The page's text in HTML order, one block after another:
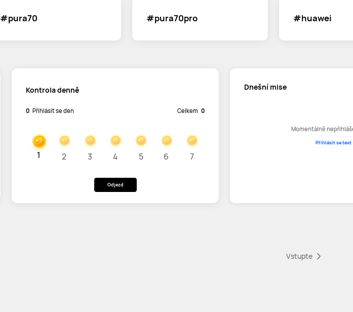
#pura70 #pura70pro #huawei
Kontrola denně
0 Přihlásit se den Celkem 0
+?
1
+?
2
+?
3
+?
4
+?
5
+?
6
+?
7
Odjezd
Dnešní mise
Momentálně
Přihlásit se text
Vstupte